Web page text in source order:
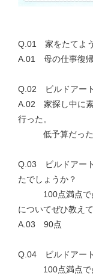
Q.01 家をたてよ
A.01 母の仕事復
Q.02 ビルドアート
A.02 家探し中に素
行った。
低予算だったの
Q.03 ビルドアー
たでしょうか？
100点満点で点
についてぜひ教え
A.03 90点
Q.04 ビルドアー
100点満点で点